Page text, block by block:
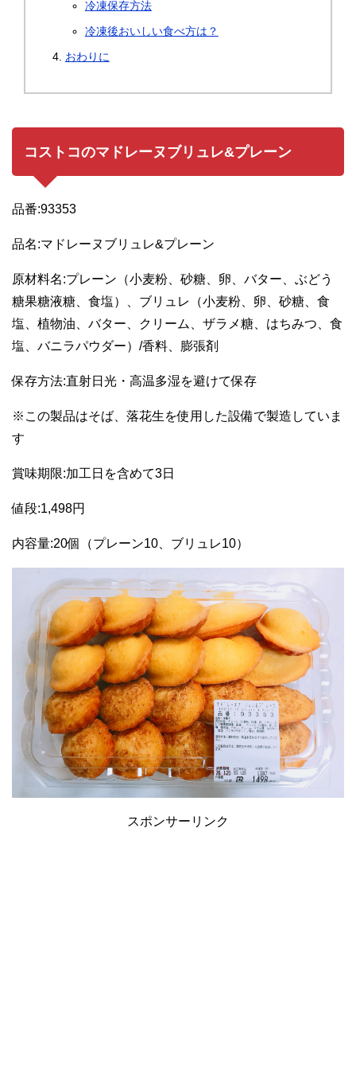
冷凍保存方法
冷凍後おいしい食べ方は？
おわりに
コストコのマドレーヌブリュレ&プレーン
品番:93353
品名:マドレーヌブリュレ&プレーン
原材料名:プレーン（小麦粉、砂糖、卵、バター、ぶどう
糖果糖液糖、食塩）、ブリュレ（小麦粉、卵、砂糖、食
塩、植物油、バター、クリーム、ザラメ糖、はちみつ、食
塩、バニラパウダー）/香料、膨張剤
保存方法:直射日光・高温多湿を避けて保存
※この製品はそば、落花生を使用した設備で製造していま
す
賞味期限:加工日を含めて3日
値段:1,498円
内容量:20個（プレーン10、ブリュレ10）
スポンサーリンク